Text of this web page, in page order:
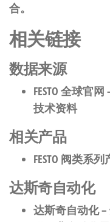
合。
相关链接
数据来源
FESTO 全球官网
技术资料
相关产品
FESTO 阀类系列
达斯奇自动化
达斯奇自动化–